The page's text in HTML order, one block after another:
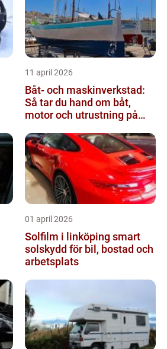
11 april 2026
Båt- och maskinverkstad:
Så tar du hand om båt,
motor och utrustning på
01 april 2026
Solfilm i linköping smart
solskydd för bil, bostad och
arbetsplats